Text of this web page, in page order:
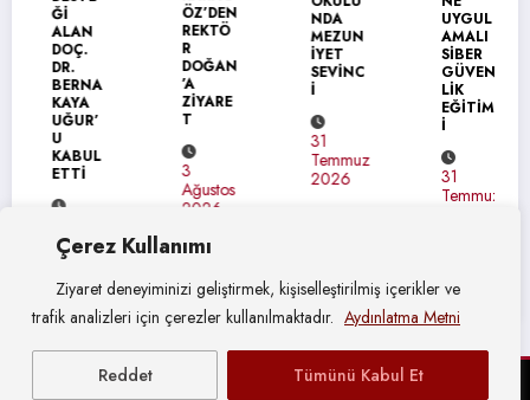
Çerez Kullanımı
Ziyaret deneyiminizi geliştirmek, kişiselleştirilmiş içerikler ve
trafik analizleri için çerezler kullanılmaktadır. Aydınlatma Metni
Reddet Tümünü Kabul Et
Ğİ
ALAN
DOÇ.
DR.
BERNA
KAYA
UĞUR’
U
KABUL
ETTİ
Ağustos
2026
ÖZ’DEN
REKTÖ
DOĞAN
’A
ZİYARE
T
3
Ağustos
2026
NDA
MEZUN
İYET
SEVİNC
31
Temmuz
2026
UYGUL
AMALI
SİBER
GÜVEN
LİK
EĞİTİM
31
Temmuz
© Gaziantep Üniversitesi Basın Yayın ve Halkla İlişkiler Müdürlüğü